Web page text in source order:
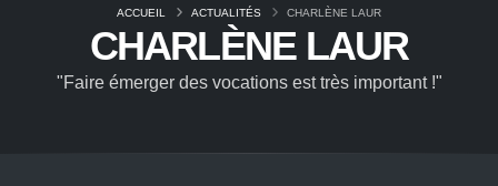
CHARLÈNE LAUR
"Faire émerger des vocations est très important !"
ACCUEIL ACTUALITÉS CHARLÈNE LAUR